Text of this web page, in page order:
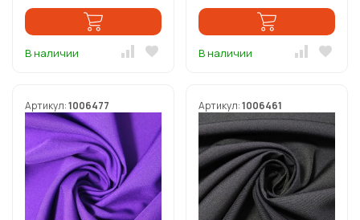
В наличии В наличии
Артикул:1006477 Артикул:1006461